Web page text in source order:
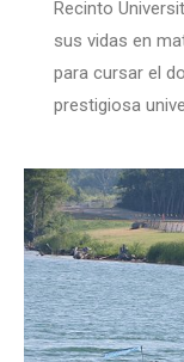
Recinto
sus vidas en
para cursar el
prestigiosa